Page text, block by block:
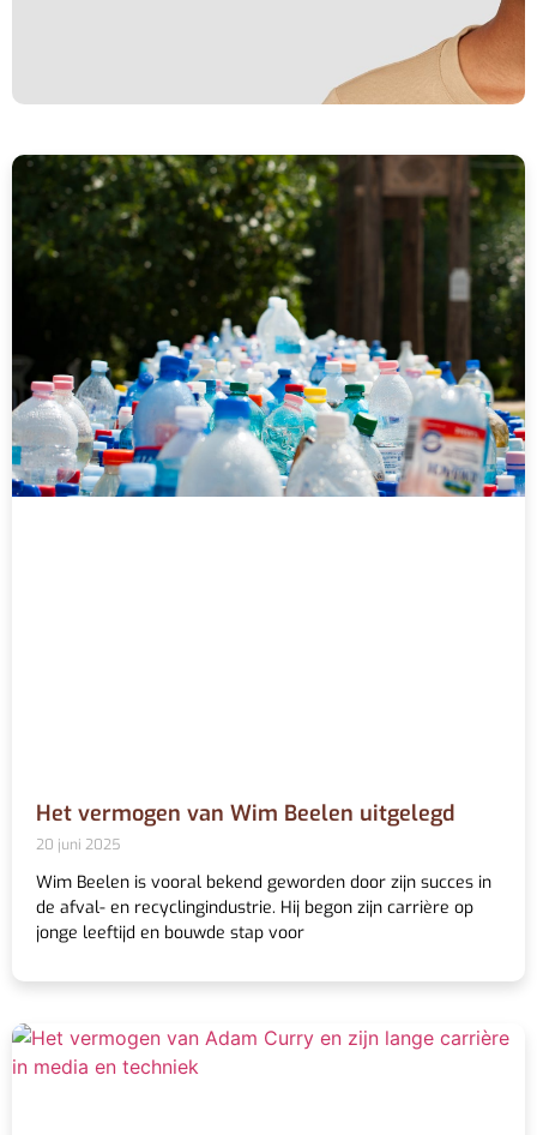
Het vermogen van Wim Beelen uitgelegd
20 juni 2025
Wim Beelen is vooral bekend geworden door zijn succes in
de afval- en recyclingindustrie. Hij begon zijn carrière op
jonge leeftijd en bouwde stap voor